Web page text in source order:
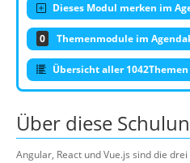
Dieses Modul merken im
0 Themenmodule im
Übersicht aller 1042Themen
Über diese
Angular, React und Vue.js sind die